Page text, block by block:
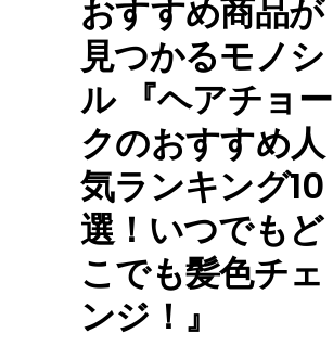
おすすめ商品が
見つかるモノシ
ル 『ヘアチョー
クのおすすめ人
気ランキング10
選！いつでもど
こでも髪色チェ
ンジ！』